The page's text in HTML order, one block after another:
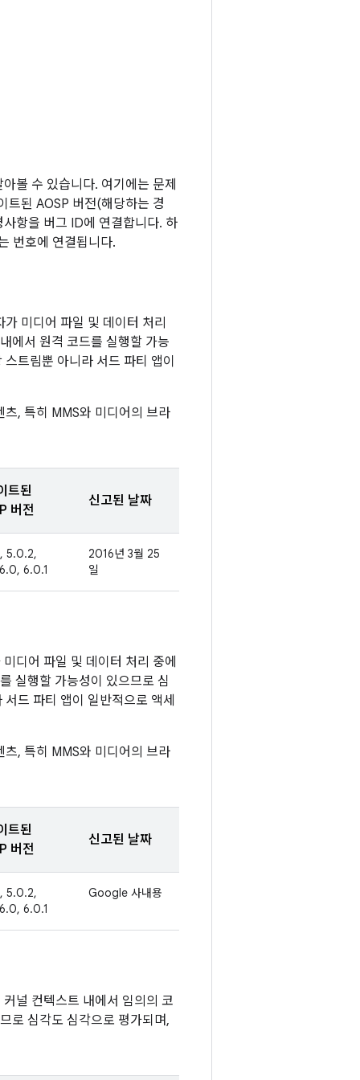
볼 수 있습니다. 여기에는 문제
트된 AOSP 버전(해당하는 경
항을 버그 ID에 연결합니다. 하
번호에 연결됩니다.
미디어 파일 및 데이터 처리
에서 원격 코드를 실행할 가능
트림뿐 아니라 서드 파티 앱이
, 특히 MMS와 미디어의 브라
트된
버전
신고된 날짜
5.0.2,
6.0.1
2016년 3월 25
일
디어 파일 및 데이터 처리 중에
실행할 가능성이 있으므로 심
드 파티 앱이 일반적으로 액세
, 특히 MMS와 미디어의 브라
트된
버전
신고된 날짜
5.0.2,
6.0.1
Google 사내용
널 컨텍스트 내에서 임의의 코
로 심각도 심각으로 평가되며,